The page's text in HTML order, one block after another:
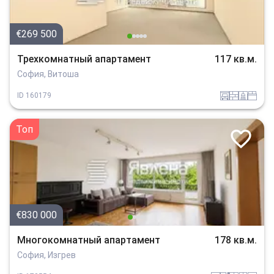
€269 500
Трехкомнатный апартамент 117 кв.м.
София, Витоша
ID 160179 garajtuhla sanitarno_pomeshtenie spalnia
Топ
€830 000
Многокомнатный апартамент 178 кв.м.
София, Изгрев